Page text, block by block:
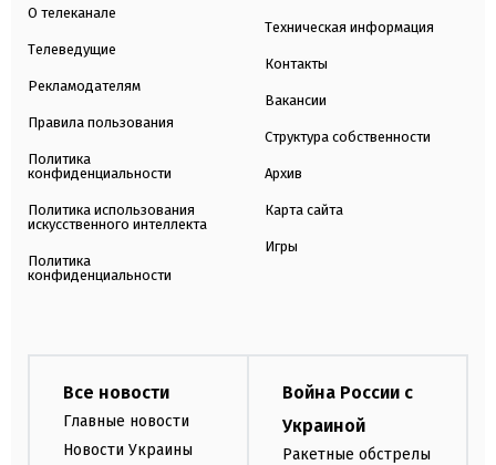
О телеканале
Телеведущие
Рекламодателям
Правила пользования
Политика
конфиденциальности
Политика использования
искусственного интеллекта
Политика
конфиденциальности
Техническая информация
Контакты
Вакансии
Структура собственности
Архив
Карта сайта
Игры
Все новости
Главные новости
Новости Украины
Война России с
Украиной
Ракетные обстрелы